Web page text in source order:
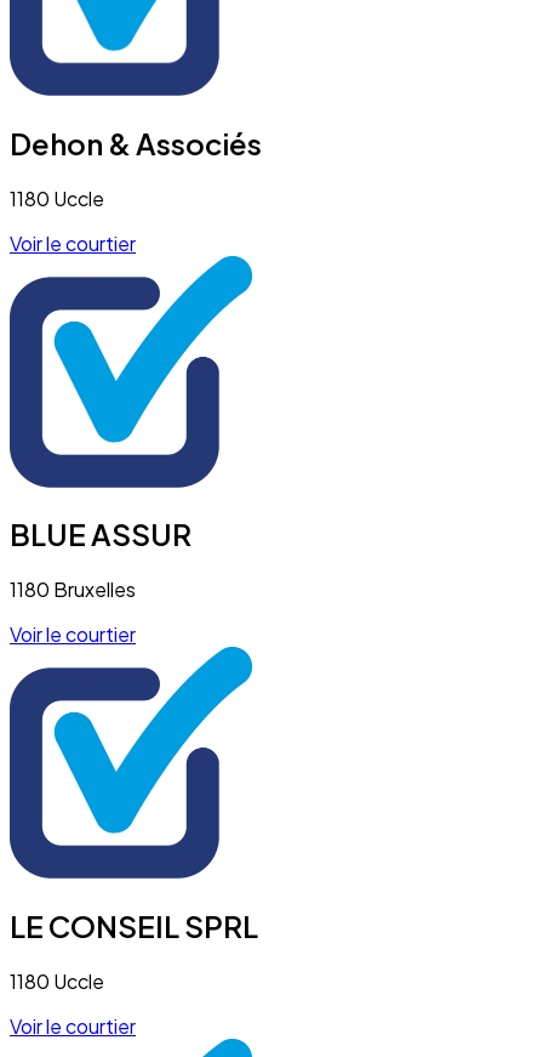
Dehon & Associés
1180 Uccle
Voir le courtier
BLUE ASSUR
1180 Bruxelles
Voir le courtier
LE CONSEIL SPRL
1180 Uccle
Voir le courtier